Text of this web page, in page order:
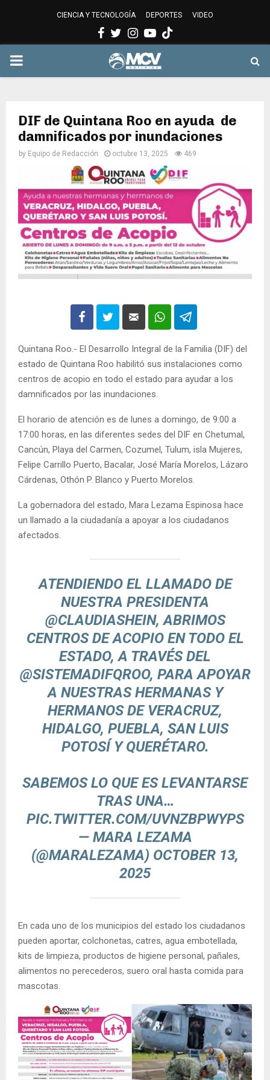
CIENCIA Y TECNOLOGÍA DEPORTES VIDEO
Facebook
Twitter
Instagram
Youtube
PRIMARY
DIF de Quintana Roo en ayuda de
damnificados por inundaciones
by Equipo de Redacción octubre 13, 2025 469
Quintana Roo.- El Desarrollo Integral de la Familia (DIF) del
estado de Quintana Roo habilitó sus instalaciones como
centros de acopio en todo el estado para ayudar a los
damnificados por las inundaciones.
El horario de atención es de lunes a domingo, de 9:00 a
17:00 horas, en las diferentes sedes del DIF en Chetumal,
Cancún, Playa del Carmen, Cozumel, Tulum, isla Mujeres,
Felipe Carrillo Puerto, Bacalar, José María Morelos, Lázaro
Cárdenas, Othón P. Blanco y Puerto Morelos.
La gobernadora del estado, Mara Lezama Espinosa hace
un llamado a la ciudadanía a apoyar a los ciudadanos
afectados.
ATENDIENDO EL LLAMADO DE
NUESTRA PRESIDENTA
@CLAUDIASHEIN, ABRIMOS
CENTROS DE ACOPIO EN TODO EL
ESTADO, A TRAVÉS DEL
@SISTEMADIFQROO, PARA APOYAR
A NUESTRAS HERMANAS Y
HERMANOS DE VERACRUZ,
HIDALGO, PUEBLA, SAN LUIS
POTOSÍ Y QUERÉTARO.
SABEMOS LO QUE ES LEVANTARSE
TRAS UNA…
PIC.TWITTER.COM/UVNZBPWYPS
— MARA LEZAMA
(@MARALEZAMA) OCTOBER 13,
2025
En cada uno de los municipios del estado los ciudadanos
pueden aportar, colchonetas, catres, agua embotellada,
kits de limpieza, productos de higiene personal, pañales,
alimentos no perecederos, suero oral hasta comida para
mascotas.